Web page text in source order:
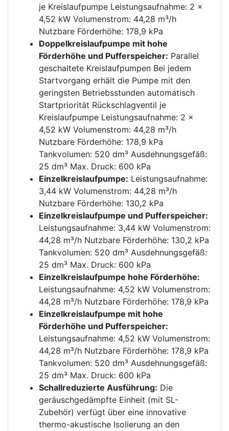
je Kreislaufpumpe Leistungsaufnahme: 2 x
4,52 kW Volumenstrom: 44,28 m³/h
Nutzbare Förderhöhe: 178,9 kPa
Doppelkreislaufpumpe mit hohe
Förderhöhe und Pufferspeicher: Parallel
geschaltete Kreislaufpumpen Bei jedem
Startvorgang erhält die Pumpe mit den
geringsten Betriebsstunden automatisch
Startpriorität Rückschlagventil je
Kreislaufpumpe Leistungsaufnahme: 2 x
4,52 kW Volumenstrom: 44,28 m³/h
Nutzbare Förderhöhe: 178,9 kPa
Tankvolumen: 520 dm³ Ausdehnungsgefäß:
25 dm³ Max. Druck: 600 kPa
Einzelkreislaufpumpe: Leistungsaufnahme:
3,44 kW Volumenstrom: 44,28 m³/h
Nutzbare Förderhöhe: 130,2 kPa
Einzelkreislaufpumpe und Pufferspeicher:
Leistungsaufnahme: 3,44 kW Volumenstrom:
44,28 m³/h Nutzbare Förderhöhe: 130,2 kPa
Tankvolumen: 520 dm³ Ausdehnungsgefäß:
25 dm³ Max. Druck: 600 kPa
Einzelkreislaufpumpe hohe Förderhöhe:
Leistungsaufnahme: 4,52 kW Volumenstrom:
44,28 m³/h Nutzbare Förderhöhe: 178,9 kPa
Einzelkreislaufpumpe mit hohe
Förderhöhe und Pufferspeicher:
Leistungsaufnahme: 4,52 kW Volumenstrom:
44,28 m³/h Nutzbare Förderhöhe: 178,9 kPa
Tankvolumen: 520 dm³ Ausdehnungsgefäß:
25 dm³ Max. Druck: 600 kPa
Schallreduzierte Ausführung: Die
geräuschgedämpfte Einheit (mit SL-
Zubehör) verfügt über eine innovative
thermo-akustische Isolierung an den